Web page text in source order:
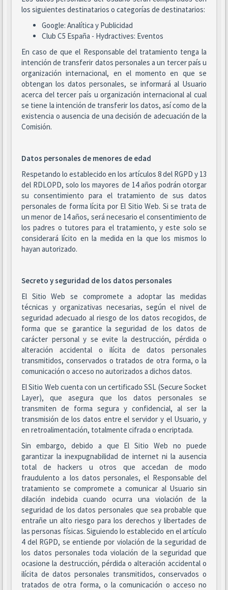
los siguientes destinatarios o categorías de destinatarios:
Google: Analítica y Publicidad
Club C5 España - Hydractives: Eventos
En caso de que el Responsable del tratamiento tenga la
intención de transferir datos personales a un tercer país u
organización internacional, en el momento en que se
obtengan los datos personales, se informará al Usuario
acerca del tercer país u organización internacional al cual
se tiene la intención de transferir los datos, así como de la
existencia o ausencia de una decisión de adecuación de la
Comisión.
Datos personales de menores de edad
Respetando lo establecido en los artículos 8 del RGPD y 13
del RDLOPD, solo los mayores de 14 años podrán otorgar
su consentimiento para el tratamiento de sus datos
personales de forma lícita por El Sitio Web. Si se trata de
un menor de 14 años, será necesario el consentimiento de
los padres o tutores para el tratamiento, y este solo se
considerará lícito en la medida en la que los mismos lo
hayan autorizado.
Secreto y seguridad de los datos personales
El Sitio Web se compromete a adoptar las medidas
técnicas y organizativas necesarias, según el nivel de
seguridad adecuado al riesgo de los datos recogidos, de
forma que se garantice la seguridad de los datos de
carácter personal y se evite la destrucción, pérdida o
alteración accidental o ilícita de datos personales
transmitidos, conservados o tratados de otra forma, o la
comunicación o acceso no autorizados a dichos datos.
El Sitio Web cuenta con un certificado SSL (Secure Socket
Layer), que asegura que los datos personales se
transmiten de forma segura y confidencial, al ser la
transmisión de los datos entre el servidor y el Usuario, y
en retroalimentación, totalmente cifrada o encriptada.
Sin embargo, debido a que El Sitio Web no puede
garantizar la inexpugnabilidad de internet ni la ausencia
total de hackers u otros que accedan de modo
fraudulento a los datos personales, el Responsable del
tratamiento se compromete a comunicar al Usuario sin
dilación indebida cuando ocurra una violación de la
seguridad de los datos personales que sea probable que
entrañe un alto riesgo para los derechos y libertades de
las personas físicas. Siguiendo lo establecido en el artículo
4 del RGPD, se entiende por violación de la seguridad de
los datos personales toda violación de la seguridad que
ocasione la destrucción, pérdida o alteración accidental o
ilícita de datos personales transmitidos, conservados o
tratados de otra forma, o la comunicación o acceso no